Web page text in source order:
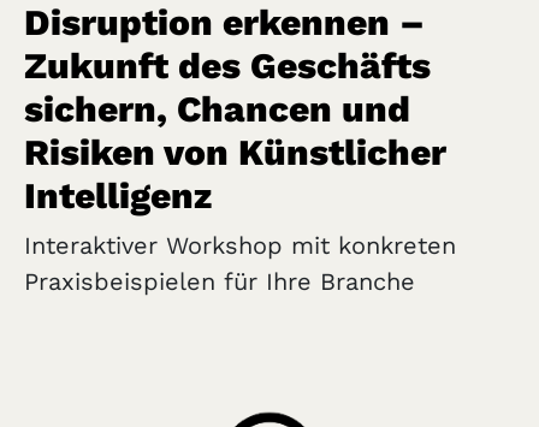
Disruption erkennen –
Zukunft des Geschäfts
sichern, Chancen und
Risiken von Künstlicher
Intelligenz
Interaktiver Workshop mit konkreten
Praxisbeispielen für Ihre Branche